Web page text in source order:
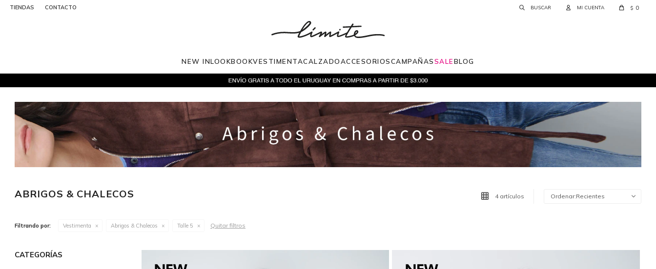
NEW INLOOKBOOKVESTIMENTACALZADOACCESORIOSCAMPAÑASSALEBLOG
TIENDAS CONTACTO $ 0
ABRIGOS & CHALECOS 4 artículos Recientes
Filtrando por: Vestimenta Abrigos & Chalecos Talle 5 Quitar filtros
CATEGORÍAS